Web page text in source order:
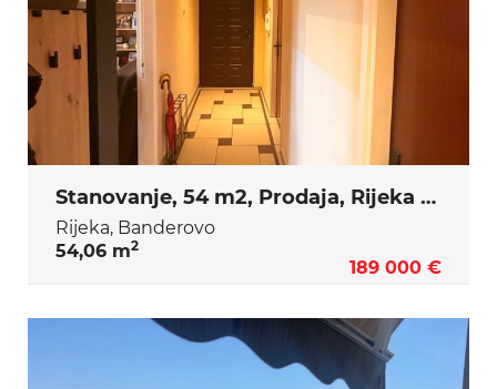
Stanovanje, 54 m2, Prodaja, Rijeka - Banderovo
Rijeka, Banderovo
54,06 m2
189 000 €